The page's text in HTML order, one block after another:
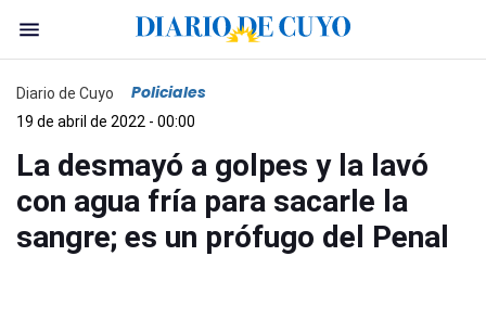
Diario de Cuyo Policiales
19 de abril de 2022 - 00:00
La desmayó a golpes y la lavó
con agua fría para sacarle la
sangre; es un prófugo del Penal